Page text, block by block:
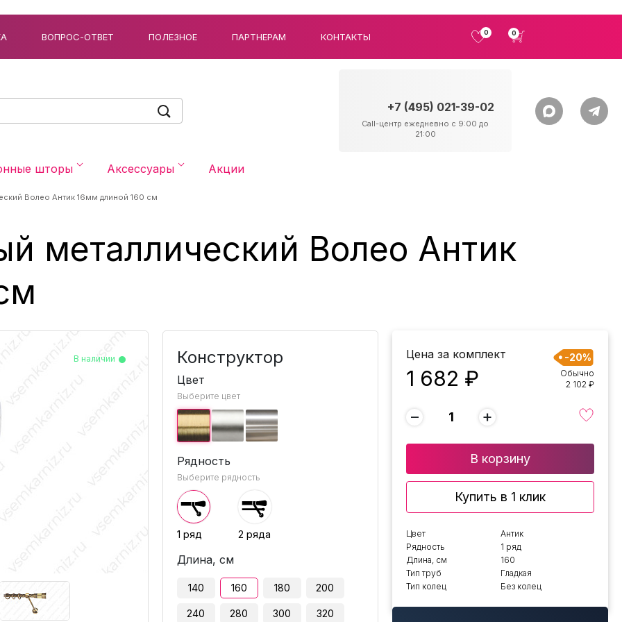
ВОПРОС-ОТВЕТ ПОЛЕЗНОЕ ПАРТНЕРАМ КОНТАКТЫ 0 0
+7 (495) 021-39-02
Call-центр ежедневно с 9:00 до
21:00
шторы Аксессуары Акции
Волео Антик 16мм длиной 160 см
металлический Волео Антик
В наличии
В наличии
В наличии
В наличии Конструктор
Цвет
Выберите цвет
Рядность
Выберите рядность
1 ряд 2 ряда
Длина, см
140 160 180 200
240 280 300 320
Цена за комплект
1 682 ₽
-20%
Обычно
2 102 ₽
− +
В корзину
Купить в 1 клик
Цвет
Антик
Рядность
1 ряд
Длина, см
160
Тип труб
Гладкая
Тип колец
Без колец